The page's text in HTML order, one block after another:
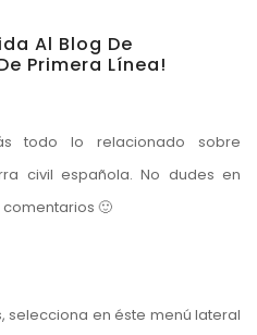
Al Blog De
Primera Línea!
todo lo relacionado sobre
civil española. No dudes en
🙂
selecciona en éste menú lateral